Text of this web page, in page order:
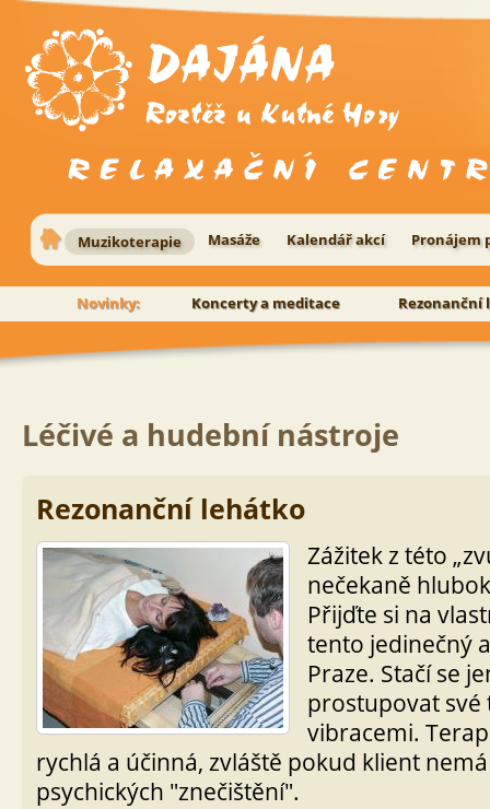
Muzikoterapie Masáže Kalendář akcí Pronájem
Novinky: Koncerty a meditace Rezonanční
Léčivé a hudební nástroje
Rezonanční lehátko
Zážitek z této
nečekaně
Přijďte si na
tento jedinečný
Praze. Stačí se
prostupovat své
vibracemi.
rychlá a účinná, zvláště pokud klient
psychických "znečištění".